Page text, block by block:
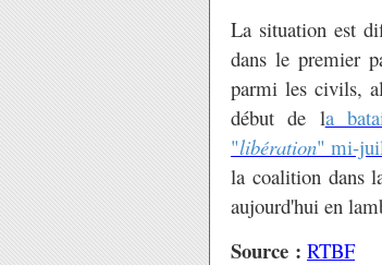
La situation est
dans le premier
parmi les civils,
début de la
"libération" mi-
la coalition dans
aujourd'hui en
Source : RTBF